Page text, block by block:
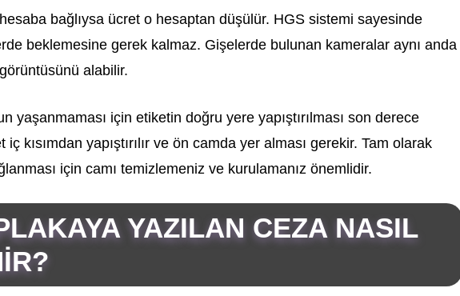
bağlıysa ücret o hesaptan düşülür. HGS sistemi sayesinde
beklemesine gerek kalmaz. Gişelerde bulunan kameralar aynı anda
alabilir.
yaşanmaması için etiketin doğru yere yapıştırılması son derece
kısımdan yapıştırılır ve ön camda yer alması gerekir. Tam olarak
için camı temizlemeniz ve kurulamanız önemlidir.
YAZILAN CEZA NASIL